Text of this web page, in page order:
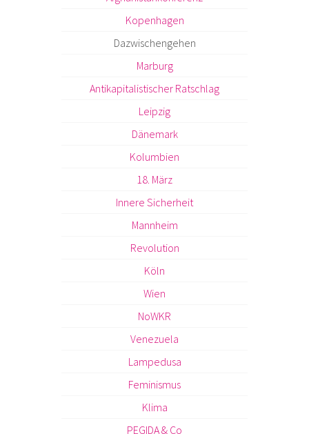
Kopenhagen
Dazwischengehen
Marburg
Antikapitalistischer Ratschlag
Leipzig
Dänemark
Kolumbien
18. März
Innere Sicherheit
Mannheim
Revolution
Köln
Wien
NoWKR
Venezuela
Lampedusa
Feminismus
Klima
PEGIDA & Co